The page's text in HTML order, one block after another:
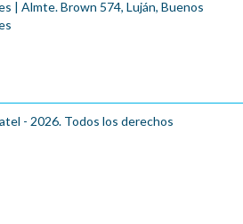
| Almte. Brown 574, Luján, Buenos
- 2026. Todos los derechos